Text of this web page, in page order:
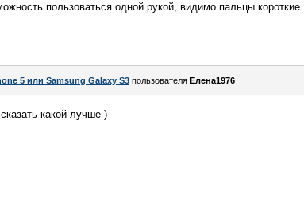
пользоваться одной рукой, видимо пальцы короткие.
5 или Samsung Galaxy S3 пользователя Елена1976
какой лучше )